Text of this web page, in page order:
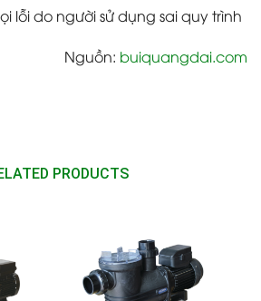
lỗi do người sử dụng sai quy trình
Nguồn: buiquangdai.com
PRODUCTS